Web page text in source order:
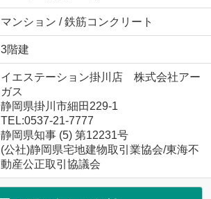
マンション / 鉄筋コンクリート
3階建
イエステーション掛川店 株式会社アー
ガス
静岡県掛川市細田229-1
TEL:0537-21-7777
静岡県知事 (5) 第12231号
(公社)静岡県宅地建物取引業協会/東海不
動産公正取引協議会